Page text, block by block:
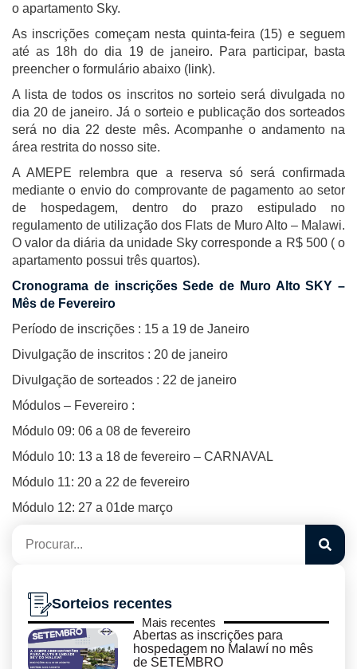
o apartamento Sky.
As inscrições começam nesta quinta-feira (15) e seguem
até as 18h do dia 19 de janeiro. Para participar, basta
preencher o formulário abaixo (link).
A lista de todos os inscritos no sorteio será divulgada no
dia 20 de janeiro. Já o sorteio e publicação dos sorteados
será no dia 22 deste mês. Acompanhe o andamento na
área restrita do nosso site.
A AMEPE relembra que a reserva só será confirmada
mediante o envio do comprovante de pagamento ao setor
de hospedagem, dentro do prazo estipulado no
regulamento de utilização dos Flats de Muro Alto – Malawi.
O valor da diária da unidade Sky corresponde a R$ 500 ( o
apartamento possui três quartos).
Cronograma de inscrições Sede de Muro Alto SKY –
Mês de Fevereiro
Período de inscrições : 15 a 19 de Janeiro
Divulgação de inscritos : 20 de janeiro
Divulgação de sorteados : 22 de janeiro
Módulos – Fevereiro :
Módulo 09: 06 a 08 de fevereiro
Módulo 10: 13 a 18 de fevereiro – CARNAVAL
Módulo 11: 20 a 22 de fevereiro
Módulo 12: 27 a 01de março
Sorteios recentes
Mais recentes
Abertas as inscrições para
hospedagem no Malawí no mês
de SETEMBRO